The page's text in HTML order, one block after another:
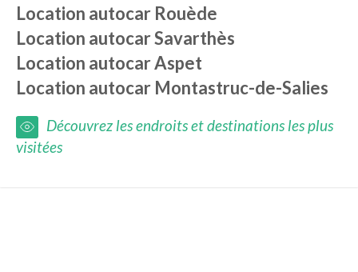
Location autocar Rouède
Location autocarSavarthès
Location autocarAspet
Location autocar Montastruc-de-Salies
Découvrez les endroits et destinations les plus
visitées